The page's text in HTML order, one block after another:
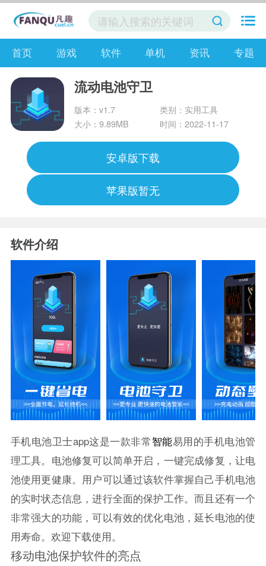
首页 游戏 软件 单机 资讯 专题
流动电池守卫
版本：v1.7
类别：实用工具
大小：9.89MB
时间：2022-11-17
安卓版下载
苹果版暂无
软件介绍
手机电池卫士app这是一款非常智能易用的手机电池管
理工具。电池修复可以简单开启，一键完成修复，让电
池使用更健康。用户可以通过该软件掌握自己手机电池
的实时状态信息，进行全面的保护工作。而且还有一个
非常强大的功能，可以有效的优化电池，延长电池的使
用寿命。欢迎下载使用。
移动电池保护软件的亮点